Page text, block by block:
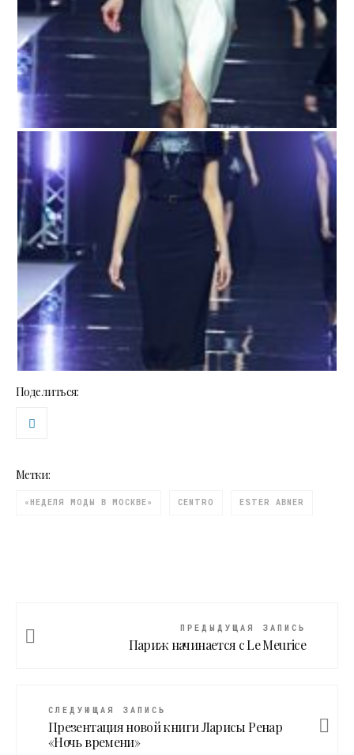
Поделиться:
Метки:
«НЕДЕЛЯ МОДЫ В МОСКВЕ» CENTRO ESTER ABNER
ПРЕДЫДУЩАЯ ЗАПИСЬ
Париж начинается с Le Meurice
СЛЕДУЮЩАЯ ЗАПИСЬ
Презентация новой книги Ларисы Ренар
«Ночь времени»